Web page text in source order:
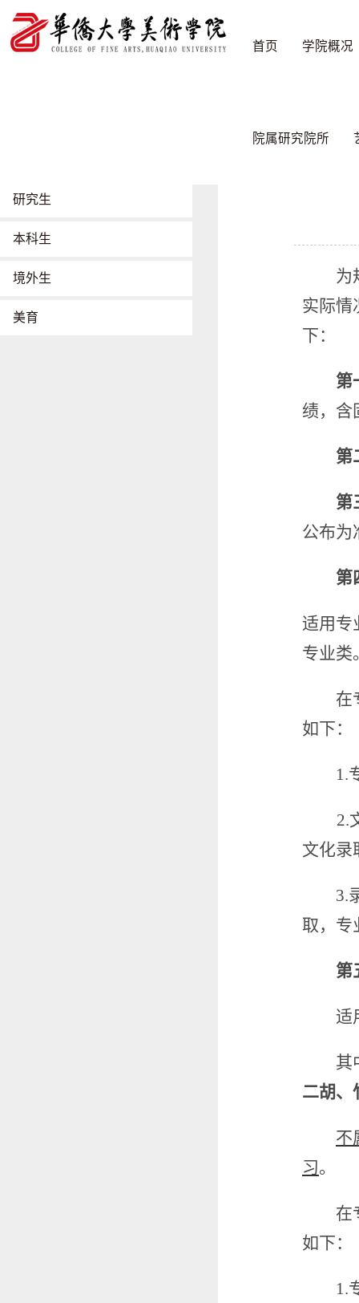
首页 学院概况
院属研究院所
研究生
本科生
境外生
美育
为
实际情
下：
第
绩，含
第
第
公布为
第
适用专
专业类
在
如下：
1.
2.
文化录
3.
取，专
第
适
其
二胡、
不
习。
在
如下：
1.